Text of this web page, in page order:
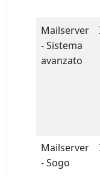
Mailserver
- Sistema
avanzato
Mailserver
- Sogo